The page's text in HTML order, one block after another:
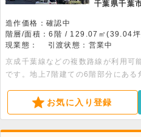
千葉県千葉
造作価格：確認中
階層/面積：6階 / 129.07㎡(39.04
現業態：
引渡状態：営業中
京成千葉線などの複数路線が利用可
です。地上7階建ての6階部分にあ
店舗や事務所としての利用が可能で
にお問い合わせください。
お気に入り登録